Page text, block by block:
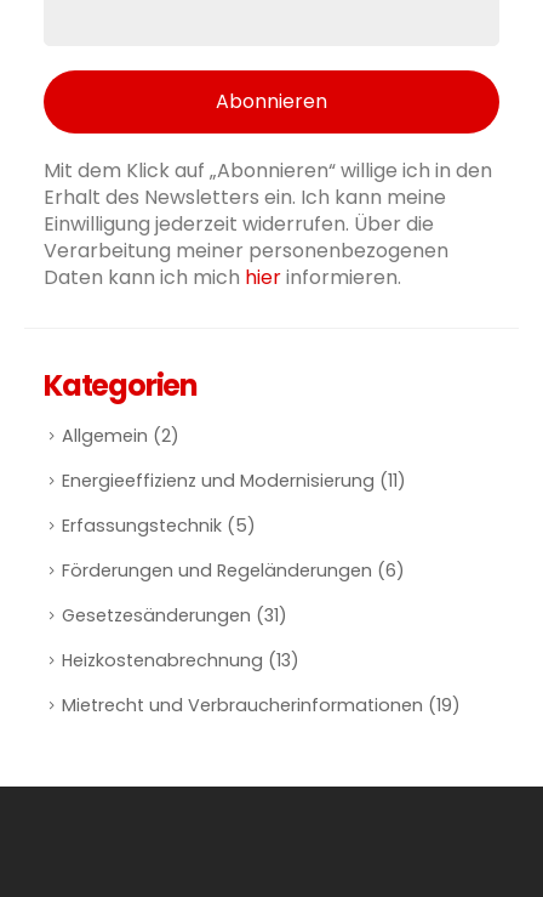
Mit dem Klick auf „Abonnieren“ willige ich in den
Erhalt des Newsletters ein. Ich kann meine
Einwilligung jederzeit widerrufen. Über die
Verarbeitung meiner personenbezogenen
Daten kann ich mich hierinformieren.
Kategorien
Allgemein (2)
Energieeffizienz und Modernisierung (11)
Erfassungstechnik (5)
Förderungen und Regeländerungen (6)
Gesetzesänderungen (31)
Heizkostenabrechnung (13)
Mietrecht und Verbraucherinformationen (19)